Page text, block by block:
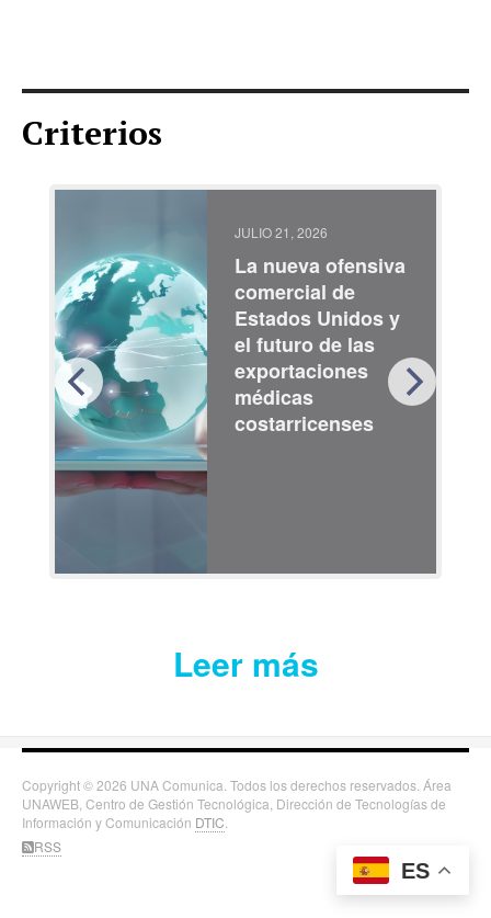
Criterios
JULIO 21, 2026
La nueva ofensiva
comercial de
Estados Unidos y
el futuro de las
exportaciones
médicas
costarricenses
Leer más
ES
Copyright © 2026 UNA Comunica. Todos los derechos reservados. Área
UNAWEB, Centro de Gestión Tecnológica, Dirección de Tecnologías de
Información y Comunicación DTIC
RSS